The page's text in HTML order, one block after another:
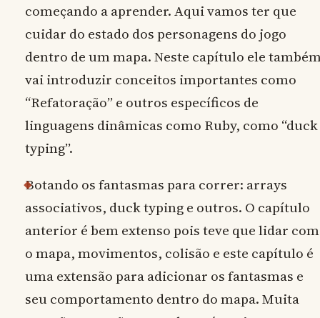
começando a aprender. Aqui vamos ter que
cuidar do estado dos personagens do jogo
dentro de um mapa. Neste capítulo ele
vai introduzir conceitos importantes como
“Refatoração” e outros específicos de
linguagens dinâmicas como Ruby, como “duck
typing”.
Botando os fantasmas para correr: arrays
associativos, duck typing e outros. O capítulo
anterior é bem extenso pois teve que lidar com
o mapa, movimentos, colisão e este capítulo é
uma extensão para adicionar os fantasmas e
seu comportamento dentro do mapa. Muita